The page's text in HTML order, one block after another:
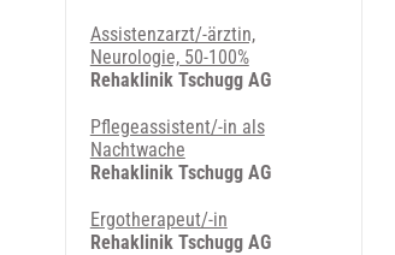
Assistenzarzt/-ärztin,
Neurologie, 50-100%
Rehaklinik Tschugg AG
Pflegeassistent/-in als
Nachtwache
Rehaklinik Tschugg AG
Ergotherapeut/-in
Rehaklinik Tschugg AG